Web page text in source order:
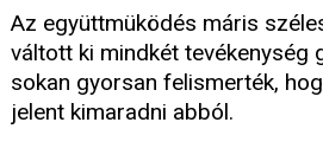
Az együttmüködés máris
váltott ki mindkét tevékenység
sokan gyorsan felismerték,
jelent kimaradni abból.